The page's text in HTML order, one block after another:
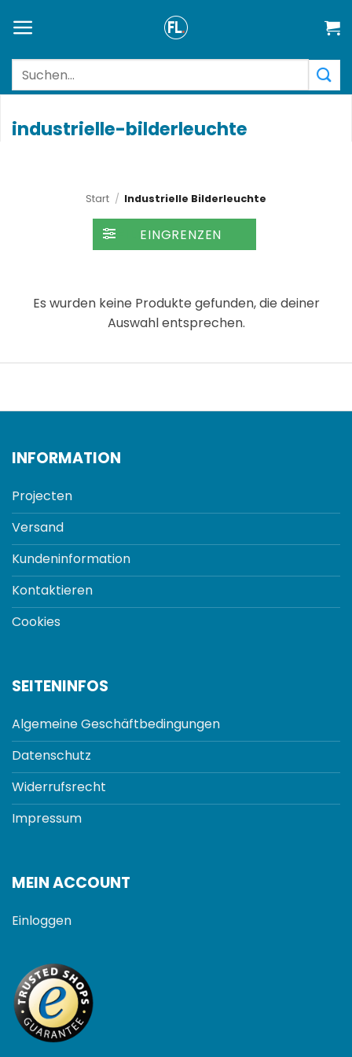
Inhalt
Suchen
industrielle-bilderleuchte
Start / Industrielle Bilderleuchte
FILTER
Es wurden keine Produkte gefunden, die deiner
Auswahl entsprechen.
INFORMATION
Projecten
Versand
Kundeninformation
Kontaktieren
Cookies
SEITENINFOS
Algemeine Geschäftbedingungen
Datenschutz
Widerrufsrecht
Impressum
MEIN ACCOUNT
Einloggen